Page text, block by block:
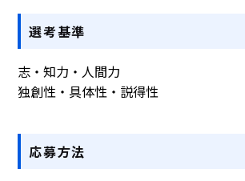
選考基準
志・知力・人間力
独創性・具体性・説得性
応募方法